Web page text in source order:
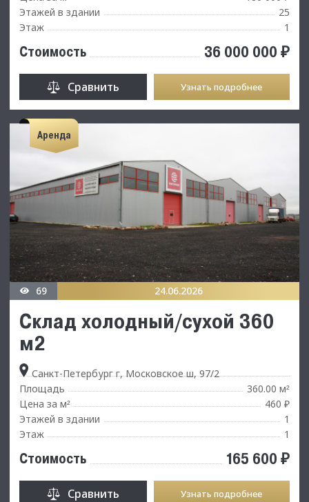
Этажей в здании
25
Этаж
1
Стоимость 36 000 000 ₽
Сравнить Узнать подробнее
Аренда
69 24.06.2026
Склад холодный/сухой 360
м2
Санкт-Петербург г, Московское ш, 97/2
Площадь
360.00 м²
Цена за м²
460 ₽
Этажей в здании
1
Этаж
1
Стоимость 165 600 ₽
Сравнить Узнать подробнее